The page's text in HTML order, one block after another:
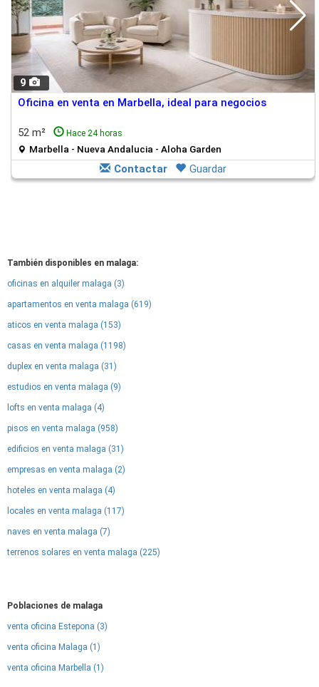
9
Oficina en venta en Marbella, ideal para negocios
52 m² Hace 24 horas
Marbella - Nueva Andalucia - Aloha Garden
Contactar Guardar
También disponibles en malaga:
oficinas en alquiler malaga (3)
apartamentos en venta malaga (619)
aticos en venta malaga (153)
casas en venta malaga (1198)
duplex en venta malaga (31)
estudios en venta malaga (9)
lofts en venta malaga (4)
pisos en venta malaga (958)
edificios en venta malaga (31)
empresas en venta malaga (2)
hoteles en venta malaga (4)
locales en venta malaga (117)
naves en venta malaga (7)
terrenos solares en venta malaga (225)
Poblaciones de malaga
venta oficina Estepona (3)
venta oficina Malaga (1)
venta oficina Marbella (1)